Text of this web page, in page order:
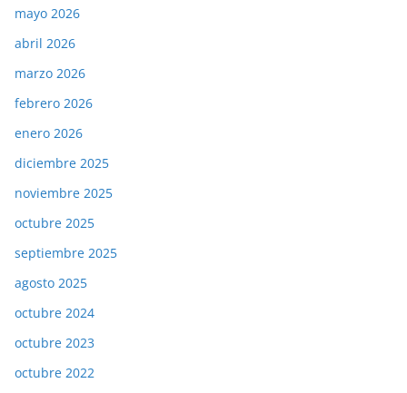
mayo 2026
abril 2026
marzo 2026
febrero 2026
enero 2026
diciembre 2025
noviembre 2025
octubre 2025
septiembre 2025
agosto 2025
octubre 2024
octubre 2023
octubre 2022